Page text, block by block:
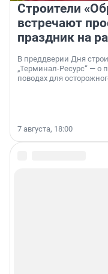
Строители
встречают
праздник на
В преддверии Дня
„Терминал-Ресурс“ — о
поводах для
7 августа, 18:00